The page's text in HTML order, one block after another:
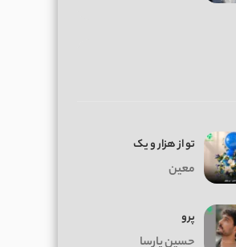
تو از هزار و یک
معین
پرو
حسین پارسا